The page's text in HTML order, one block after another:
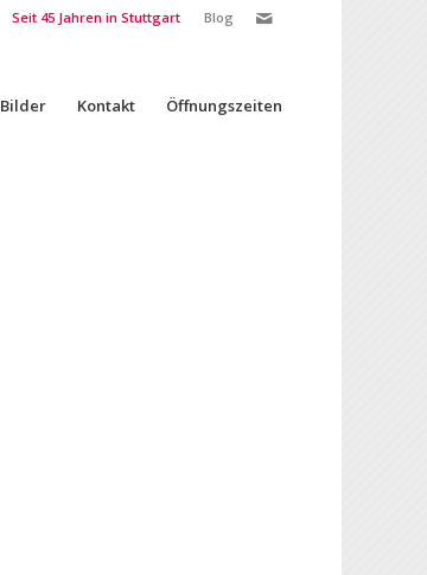
Blog
Seit 45 Jahren in Stuttgart
Bilder Kontakt Öffnungszeiten